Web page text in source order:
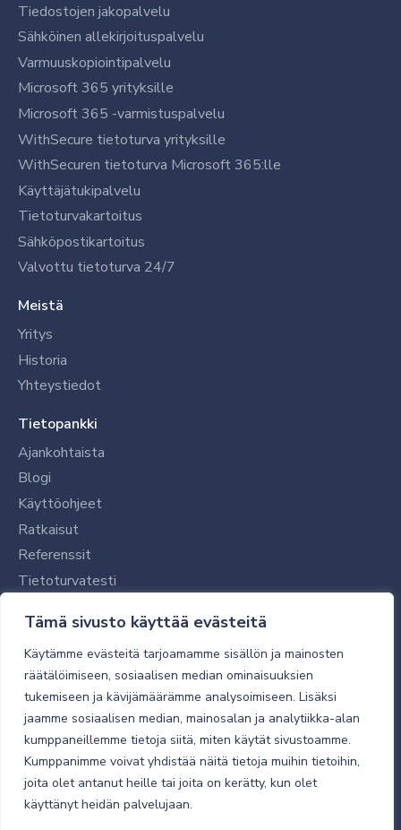
Tämä sivusto käyttää evästeitä
Käytämme evästeitä tarjoamamme sisällön ja mainosten
räätälöimiseen, sosiaalisen median ominaisuuksien
tukemiseen ja kävijämäärämme analysoimiseen. Lisäksi
jaamme sosiaalisen median, mainosalan ja analytiikka-alan
kumppaneillemme tietoja siitä, miten käytät sivustoamme.
Kumppanimme voivat yhdistää näitä tietoja muihin tietoihin,
joita olet antanut heille tai joita on kerätty, kun olet
käyttänyt heidän palvelujaan.
Tiedostojen jakopalvelu
Sähköinen allekirjoituspalvelu
Varmuuskopiointipalvelu
Microsoft 365 yrityksille
Microsoft 365 -varmistuspalvelu
WithSecure tietoturva yrityksille
WithSecuren tietoturva Microsoft 365:lle
Käyttäjätukipalvelu
Tietoturvakartoitus
Sähköpostikartoitus
Valvottu tietoturva 24/7
Meistä
Yritys
Historia
Yhteystiedot
Tietopankki
Ajankohtaista
Blogi
Käyttöohjeet
Ratkaisut
Referenssit
Tietoturvatesti
Tilaajalle
Toimitustavat ja -kulut
Verkkokaupan yleiset ehdot
Toimitusehdot
Tietosuojaseloste
Tietoturva